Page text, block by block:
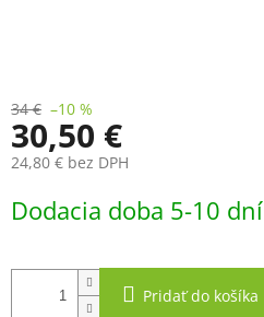
34 € –10 %
30,50 €
24,80 € bez DPH
cena:
Dodacia doba 5-10 dní
Pridať do košíka